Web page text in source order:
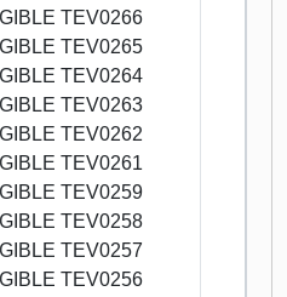
TEV0266
TEV0265
TEV0264
TEV0263
TEV0262
TEV0261
TEV0259
TEV0258
TEV0257
TEV0256